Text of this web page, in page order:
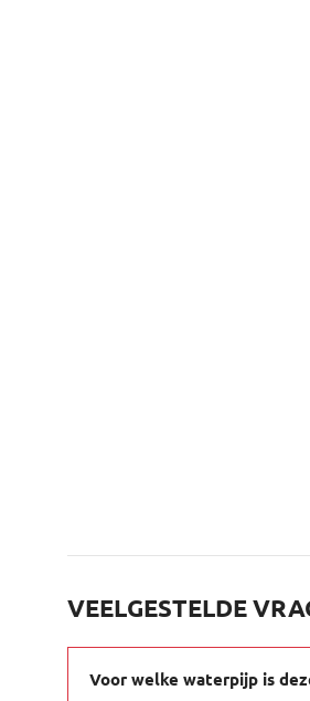
VEELGESTELDE
Voor welke waterpijp is